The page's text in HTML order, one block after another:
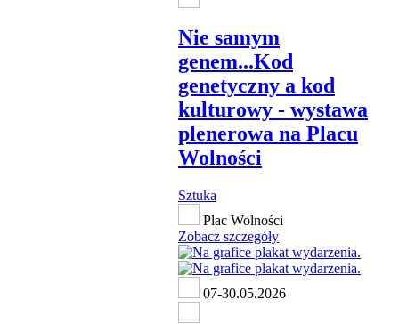
Nie samym
genem...Kod
genetyczny a kod
kulturowy - wystawa
plenerowa na Placu
Wolności
Sztuka
Plac Wolności
Zobacz szczegóły
07-30.05.2026